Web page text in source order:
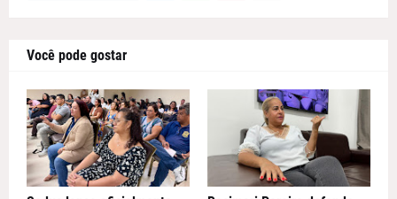
Você pode gostar